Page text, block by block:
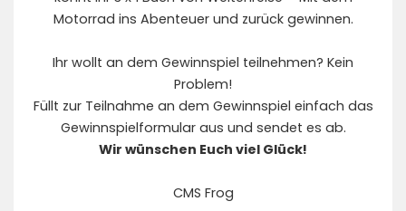
Motorrad ins Abenteuer und zurück gewinnen.
Ihr wollt an dem Gewinnspiel teilnehmen? Kein
Problem!
Füllt zur Teilnahme an dem Gewinnspiel einfach das
Gewinnspielformular aus und sendet es ab.
Wir wünschen Euch viel Glück!
CMS Frog